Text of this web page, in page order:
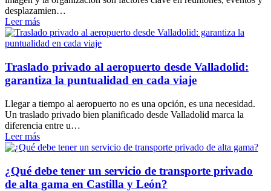
desplazamien…
Leer más
Traslado privado al aeropuerto desde Valladolid:
garantiza la puntualidad en cada viaje
Llegar a tiempo al aeropuerto no es una opción, es una necesidad.
Un traslado privado bien planificado desde Valladolid marca la
diferencia entre u…
Leer más
¿Qué debe tener un servicio de transporte privado
de alta gama en Castilla y León?